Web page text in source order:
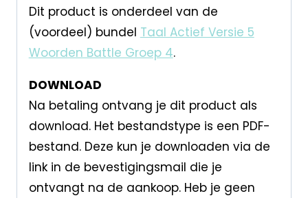
Dit product is onderdeel van de
(voordeel) bundel Taal Actief Versie 5
Woorden Battle Groep 4.
DOWNLOAD
Na betaling ontvang je dit product als
download. Het bestandstype is een PDF-
bestand. Deze kun je downloaden via de
link in de bevestigingsmail die je
ontvangt na de aankoop. Heb je geen